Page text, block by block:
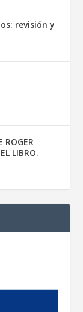
revisión y
ROGER
LIBRO.